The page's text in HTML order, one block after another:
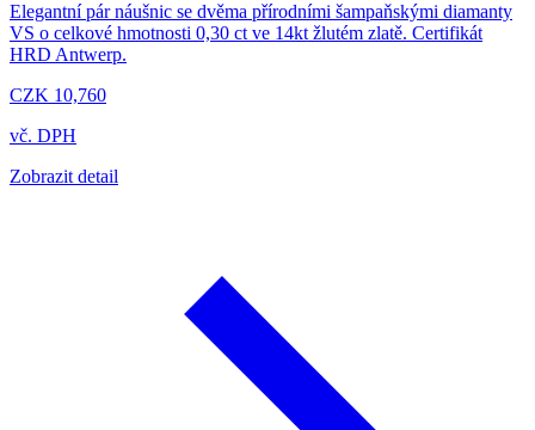
Elegantní pár náušnic se dvěma přírodními šampaňskými diamanty
VS o celkové hmotnosti 0,30 ct ve 14kt žlutém zlatě. Certifikát
HRD Antwerp.
CZK 10,760
vč. DPH
Zobrazit detail